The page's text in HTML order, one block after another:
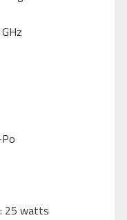
: 25 watts